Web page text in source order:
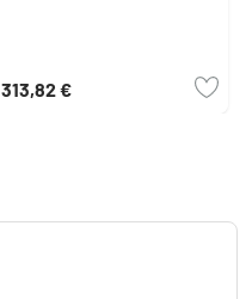
313,82 €